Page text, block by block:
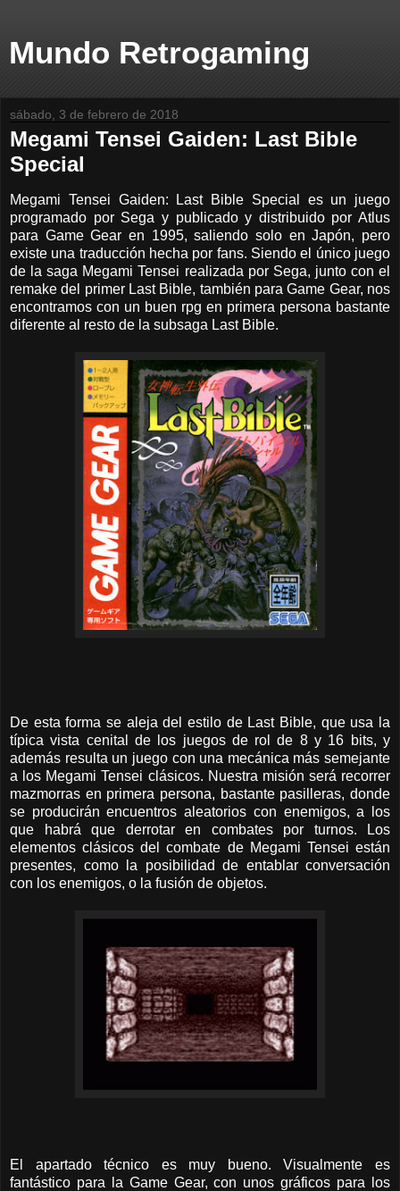
Mundo Retrogaming
sábado, 3 de febrero de 2018
Megami Tensei Gaiden: Last Bible
Special
Megami Tensei Gaiden: Last Bible Special es un juego
programado por Sega y publicado y distribuido por Atlus
para Game Gear en 1995, saliendo solo en Japón, pero
existe una traducción hecha por fans. Siendo el único juego
de la saga Megami Tensei realizada por Sega, junto con el
remake del primer Last Bible, también para Game Gear, nos
encontramos con un buen rpg en primera persona bastante
diferente al resto de la subsaga Last Bible.
De esta forma se aleja del estilo de Last Bible, que usa la
típica vista cenital de los juegos de rol de 8 y 16 bits, y
además resulta un juego con una mecánica más semejante
a los Megami Tensei clásicos. Nuestra misión será recorrer
mazmorras en primera persona, bastante pasilleras, donde
se producirán encuentros aleatorios con enemigos, a los
que habrá que derrotar en combates por turnos. Los
elementos clásicos del combate de Megami Tensei están
presentes, como la posibilidad de entablar conversación
con los enemigos, o la fusión de objetos.
El apartado técnico es muy bueno. Visualmente es
fantástico para la Game Gear, con unos gráficos para los